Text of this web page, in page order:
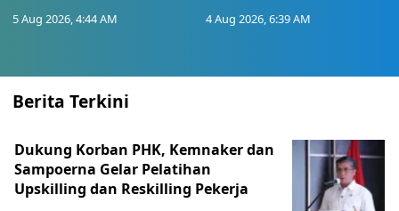
5 Aug 2026, 4:44 AM 4 Aug 2026, 6:39 AM
Berita Terkini
Dukung Korban PHK, Kemnaker dan
Sampoerna Gelar Pelatihan
Upskilling dan Reskilling Pekerja